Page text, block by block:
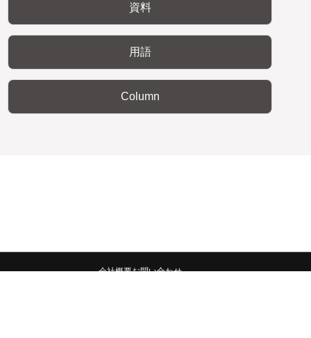
資料
用語
Column
会社概要お問い合わせ